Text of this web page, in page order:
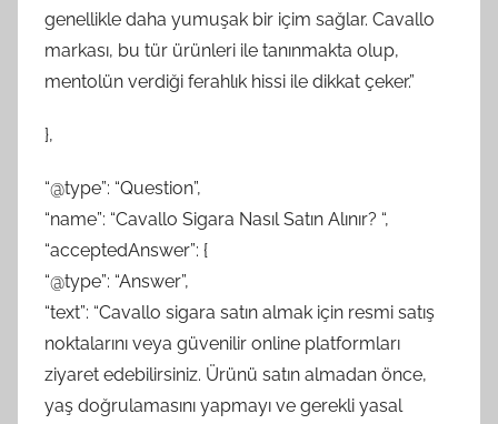
genellikle daha yumuşak bir içim sağlar. Cavallo
markası, bu tür ürünleri ile tanınmakta olup,
mentolün verdiği ferahlık hissi ile dikkat çeker.”
},
“@type”: “Question”,
“name”: “Cavallo Sigara Nasıl Satın Alınır? “,
“acceptedAnswer”: {
“@type”: “Answer”,
“text”: “Cavallo sigara satın almak için resmi satış
noktalarını veya güvenilir online platformları
ziyaret edebilirsiniz. Ürünü satın almadan önce,
yaş doğrulamasını yapmayı ve gerekli yasal